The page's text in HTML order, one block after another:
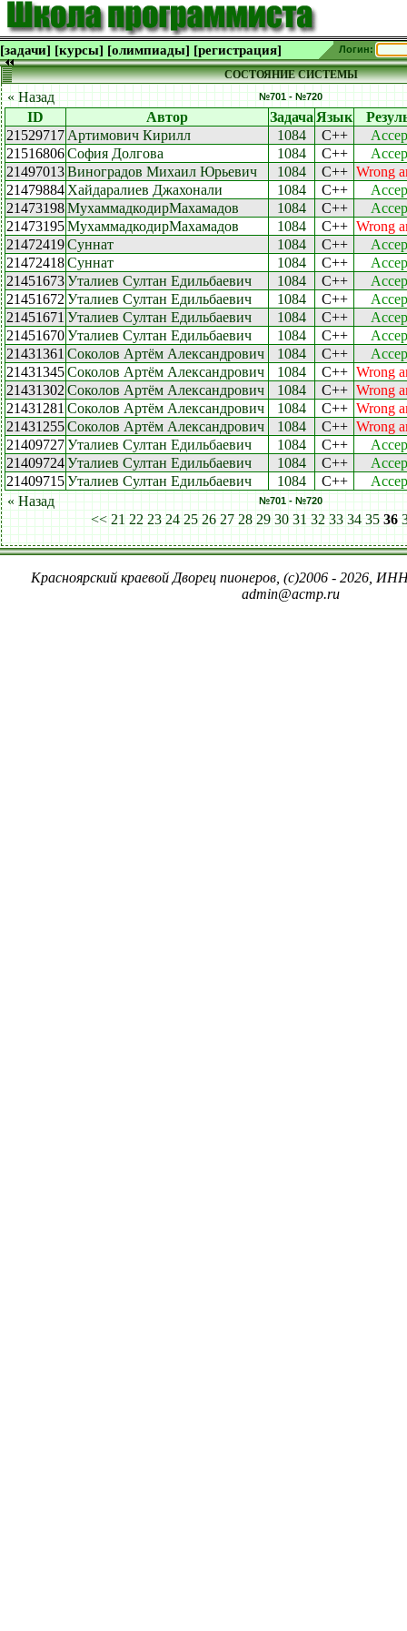
[задачи] [курсы] [олимпиады] [регистрация] Логин:
СОСТОЯНИЕ СИСТЕМЫ
« Назад №701 - №720
ID Автор Задача Язык
21529717 Артимович Кирилл 1084 C++
21516806София Долгова 1084 C++
21497013Виноградов Михаил Юрьевич 1084 C++ Wrong
21479884 Хайдаралиев Джахонали 1084 C++
21473198МухаммадкодирМахамадов 1084 C++
21473195МухаммадкодирМахамадов 1084 C++ Wrong
21472419Суннат 1084 C++
21472418Суннат 1084 C++
21451673Уталиев Султан Едильбаевич 1084 C++
21451672 Уталиев Султан Едильбаевич 1084 C++
21451671 Уталиев Султан Едильбаевич 1084 C++
21451670Уталиев Султан Едильбаевич 1084 C++
21431361 Соколов Артём Александрович 1084 C++
21431345Соколов Артём Александрович 1084 C++ Wrong
21431302 Соколов Артём Александрович 1084 C++ Wrong
21431281 Соколов Артём Александрович 1084 C++ Wrong
21431255Соколов Артём Александрович 1084 C++ Wrong
21409727Уталиев Султан Едильбаевич 1084 C++
21409724Уталиев Султан Едильбаевич 1084 C++
21409715Уталиев Султан Едильбаевич 1084 C++
« Назад
№701 - №720
<< 21 22 23 24 25 26 27 28 29 30 31 32 33 34 35 36
Красноярский краевой Дворец пионеров, (c)2006 - 2026,
admin@acmp.ru